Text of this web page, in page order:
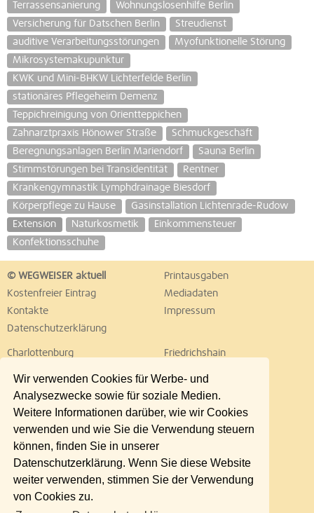
Wir verwenden Cookies für Werbe- und
Analysezwecke sowie für soziale Medien.
Weitere Informationen darüber, wie wir Cookies
verwenden und wie Sie die Verwendung steuern
können, finden Sie in unserer
Datenschutzerklärung. Wenn Sie diese Website
weiter verwenden, stimmen Sie der Verwendung
von Cookies zu.
Terrassensanierung
Wohnungslosenhilfe Berlin
Versicherung für Datschen Berlin
Streudienst
auditive Verarbeitungsstörungen
Myofunktionelle Störung
Mikrosystemakupunktur
KWK und Mini-BHKW Lichterfelde Berlin
stationäres Pflegeheim Demenz
Teppichreinigung von Orientteppichen
Zahnarztpraxis Hönower Straße
Schmuckgeschäft
Beregnungsanlagen Berlin Mariendorf
Sauna Berlin
Stimmstörungen bei Transidentität
Rentner
Krankengymnastik Lymphdrainage Biesdorf
Körperpflege zu Hause
Gasinstallation Lichtenrade-Rudow
Extension
Naturkosmetik
Einkommensteuer
Konfektionsschuhe
© WEGWEISER aktuell
Printausgaben
Kostenfreier Eintrag
Mediadaten
Kontakte
Impressum
Datenschutzerklärung
Charlottenburg
Friedrichshain
Lichtenberg
Marzahn
Neukölln
Pankow
Reinickendorf
Schöneberg
Spandau
Steglitz
Tempelhof
Treptow